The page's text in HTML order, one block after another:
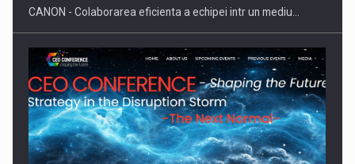
CANON - Colaborarea eficienta a echipei intr un mediu…